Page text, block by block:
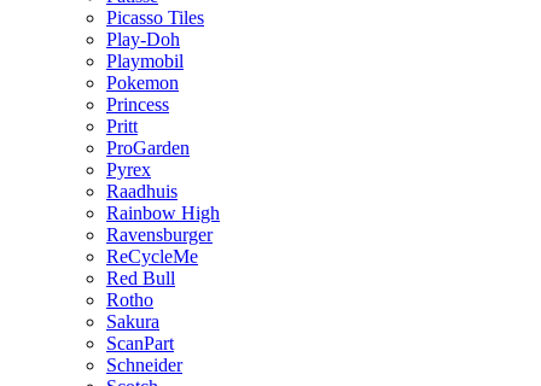
Picasso Tiles
Play-Doh
Playmobil
Pokemon
Princess
Pritt
ProGarden
Pyrex
Raadhuis
Rainbow High
Ravensburger
ReCycleMe
Red Bull
Rotho
Sakura
ScanPart
Schneider